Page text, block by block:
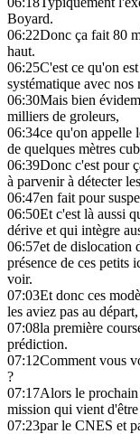
Boyard.
06:22Donc ça fait 80
haut.
06:25C'est ce qu'on
systématique avec nos
06:30Mais bien
milliers de groleurs,
06:34ce qu'on appelle
de quelques mètres
06:39Donc c'est pour
à parvenir à détecter
06:47en fait pour
06:50Et c'est là aussi
dérive et qui intègre
06:57et de dislocation
présence de ces petits
voir.
07:03Et donc ces
les aviez pas au départ,
07:08la première
prédiction.
07:12Comment vous
?
07:17Alors le prochain
mission qui vient
07:23par le CNES et